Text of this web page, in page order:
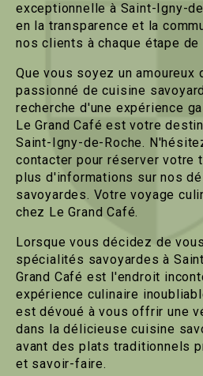
exceptionnelle à Saint-Igny-
en la transparence et la
nos clients à chaque étape
Que vous soyez un amoureux
passionné de cuisine
recherche d'une expérience
Le Grand Café est votre
Saint-Igny-de-Roche.
contacter pour réserver votre
plus d'informations sur nos
savoyardes. Votre voyage
chez Le Grand Café.
Lorsque vous décidez de
spécialités savoyardes à
Grand Café est l'endroit
expérience culinaire
est dévoué à vous offrir une
dans la délicieuse cuisine
avant des plats traditionnels
et savoir-faire.